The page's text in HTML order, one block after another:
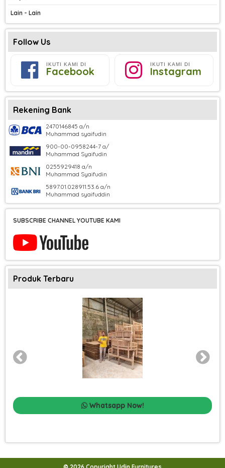
Lain - Lain
Follow Us
IKUTI KAMI DI
Facebook
IKUTI KAMI DI
Instagram
Rekening Bank
2470146845 a/n
Muhammad syaifudin
900-00-0958244-7 a/
Muhammad Syaifudin
0255929418 a/n
Muhammad Syaifudin
5897.01.028911.53.6 a/n
Muhammad syaifuddin
SUBSCRIBE CHANNEL YOUTUBE KAMI
Produk Terbaru
Whatsapp Now!